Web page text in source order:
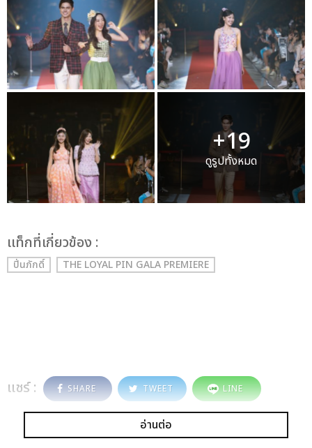
+19
ดูรูปทั้งหมด
เเท็กที่เกี่ยวข้อง :
ปิ่นภักดิ์ THE LOYAL PIN GALA PREMIERE
แชร์ : SHARE TWEET LINE
อ่านต่อ